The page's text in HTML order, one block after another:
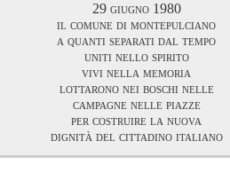
29 giugno 1980
il comune di montepulciano
a quanti separati dal tempo
uniti nello spirito
vivi nella memoria
lottarono nei boschi nelle
campagne nelle piazze
per costruire la nuova
dignità del cittadino italiano